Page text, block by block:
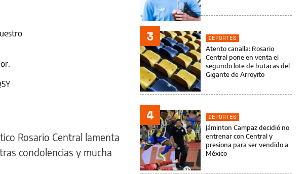
Rosario Central lamenta
condolencias y mucha
3
DEPORTES
Atento canalla: Rosario
Central pone en venta el
segundo lote de butacas del
Gigante de Arroyito
4
DEPORTES
Jáminton Campaz decidió no
entrenar con Central y
presiona para ser vendido a
México